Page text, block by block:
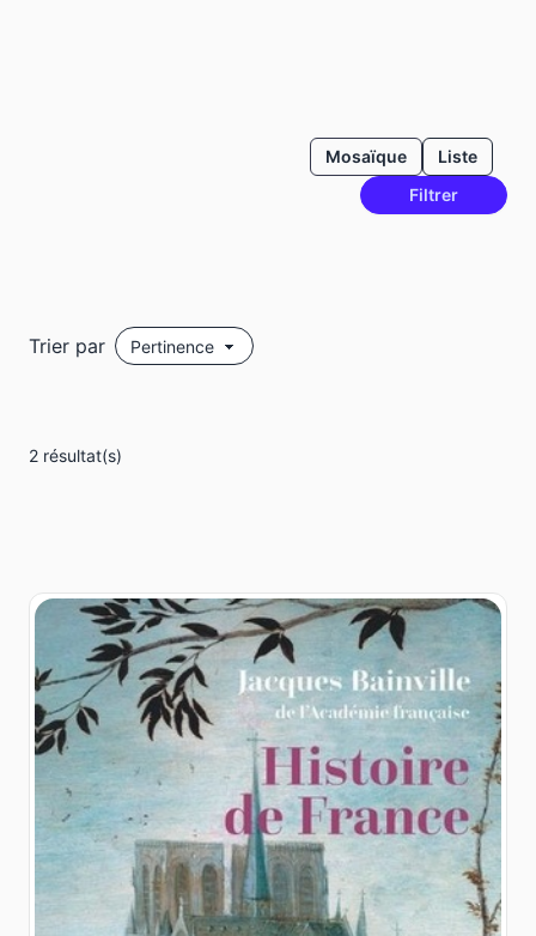
Filtrer
Mosaïque Liste
Trier par
2 résultat(s)